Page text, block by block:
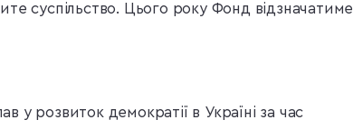
суспільство. Цього року Фонд відзначатиме
у розвиток демократії в Україні за час